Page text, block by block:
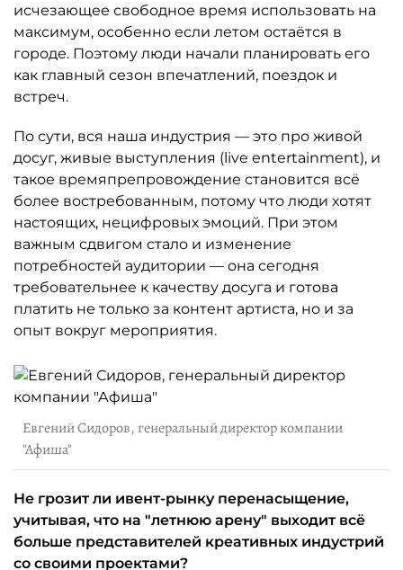
исчезающее свободное время использовать на
максимум, особенно если летом остаётся в
городе. Поэтому люди начали планировать его
как главный сезон впечатлений, поездок и
встреч.
По сути, вся наша индустрия — это про живой
досуг, живые выступления (live entertainment), и
такое времяпрепровождение становится всё
более востребованным, потому что люди хотят
настоящих, нецифровых эмоций. При этом
важным сдвигом стало и изменение
потребностей аудитории — она сегодня
требовательнее к качеству досуга и готова
платить не только за контент артиста, но и за
опыт вокруг мероприятия.
Евгений Сидоров, генеральный директор компании
"Афиша"
Не грозит ли ивент-рынку перенасыщение,
учитывая, что на "летнюю арену" выходит всё
больше представителей креативных индустрий
со своими проектами?